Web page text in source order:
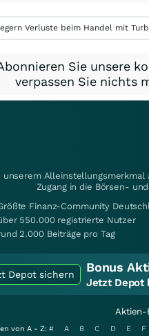
Verluste beim Handel mit
Sie unsere
verpassen Sie nichts
unserem
Zugang in die Börsen-
Finanz-Community
550.000 registrierte Nutzer
2.000 Beiträge pro Tag
Depot sichern Bonus
Jetzt Depot
Aktien-
von A - Z: # A B C D E F